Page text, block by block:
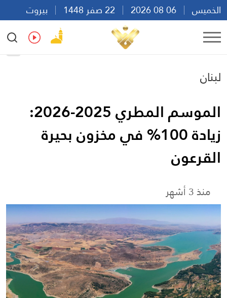
الخميس
بيروت
04:52
Ar
لبنان
الموسم المطري 2025-2026:
زيادة 100% في مخزون بحيرة
القرعون
منذ 3 أشهر